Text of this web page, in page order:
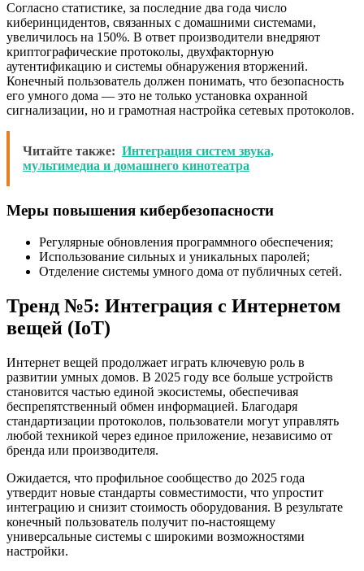
Согласно статистике, за последние два года число
киберинцидентов, связанных с домашними системами,
увеличилось на 150%. В ответ производители внедряют
криптографические протоколы, двухфакторную
аутентификацию и системы обнаружения вторжений.
Конечный пользователь должен понимать, что безопасность
его умного дома — это не только установка охранной
сигнализации, но и грамотная настройка сетевых протоколов.
Читайте также: Интеграция систем звука,
мультимедиа и домашнего кинотеатра
Меры повышения кибербезопасности
Регулярные обновления программного обеспечения;
Использование сильных и уникальных паролей;
Отделение системы умного дома от публичных сетей.
Тренд №5: Интеграция с Интернетом
вещей (IoT)
Интернет вещей продолжает играть ключевую роль в
развитии умных домов. В 2025 году все больше устройств
становится частью единой экосистемы, обеспечивая
беспрепятственный обмен информацией. Благодаря
стандартизации протоколов, пользователи могут управлять
любой техникой через единое приложение, независимо от
бренда или производителя.
Ожидается, что профильное сообщество до 2025 года
утвердит новые стандарты совместимости, что упростит
интеграцию и снизит стоимость оборудования. В результате
конечный пользователь получит по-настоящему
универсальные системы с широкими возможностями
настройки.